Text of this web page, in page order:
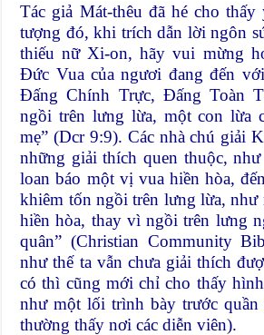
Tác giả Mát-thêu đã hé cho thấy
tượng đó, khi trích dẫn lời ngôn
thiếu nữ Xi-on, hãy vui mừng
Đức Vua của ngươi đang đến
Đấng Chính Trực, Đấng Toàn
ngồi trên lưng lừa, một con lừa
mẹ” (Dcr 9:9). Các nhà chú giải
những giải thích quen thuộc, như
loan báo một vị vua hiền hòa,
khiêm tốn ngồi trên lưng lừa, như
hiền hòa, thay vì ngồi trên lưng
quân” (Christian Community
như thế ta vẫn chưa giải thích
có thì cũng mới chỉ cho thấy
như một lối trình bày trước quần
thường thấy nơi các diễn viên).